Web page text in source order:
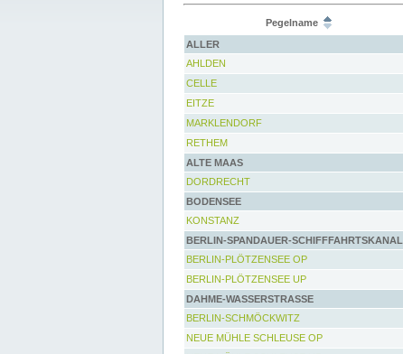
Pegelname
ALLER
AHLDEN
CELLE
EITZE
MARKLENDORF
RETHEM
ALTE MAAS
DORDRECHT
BODENSEE
KONSTANZ
BERLIN-SPANDAUER-SCHIFFFAHRTSKANAL
BERLIN-PLÖTZENSEE OP
BERLIN-PLÖTZENSEE UP
DAHME-WASSERSTRASSE
BERLIN-SCHMÖCKWITZ
NEUE MÜHLE SCHLEUSE OP